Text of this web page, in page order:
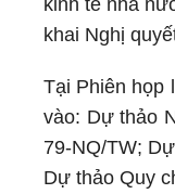
kinh tế nhà
khai Nghị
Tại Phiên họp
vào: Dự thảo
79-NQ/TW;
Dự thảo Quy